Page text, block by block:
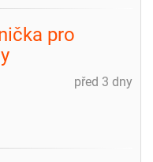
pro
před 3 dny